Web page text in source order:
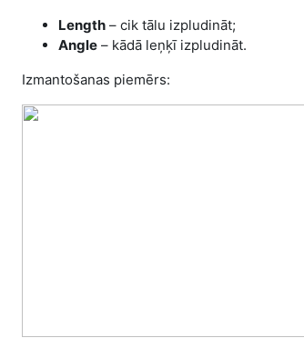
Length – cik tālu izpludināt;
Angle – kādā leņķī izpludināt.
Izmantošanas piemērs: